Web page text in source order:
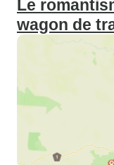
Le
wagon de